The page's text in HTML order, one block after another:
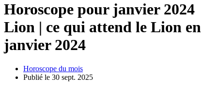
Horoscope pour janvier 2024
Lion | ce qui attend le Lion en
janvier 2024
Horoscope du mois
Publié le 30 sept. 2025